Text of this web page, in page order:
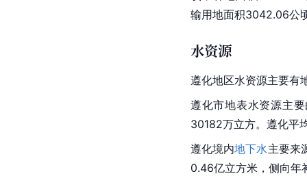
输用地面积3042.06公
水资源
遵化地区水资源主要有
遵化市地表水资源主
30182万立方。遵化平
遵化境内地下水主要来
0.46亿立方米，侧向年